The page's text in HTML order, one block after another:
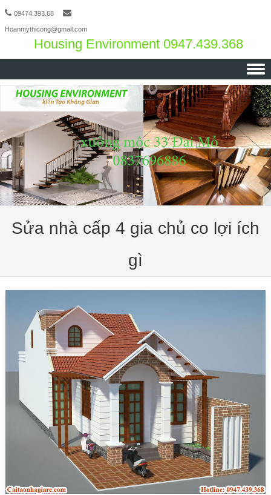
09474.393.68
Hoanmythicong@gmail.com
Housing Environment 0947.439.368
Skip to content
Sửa nhà cấp 4 gia chủ co lợi ích
gì